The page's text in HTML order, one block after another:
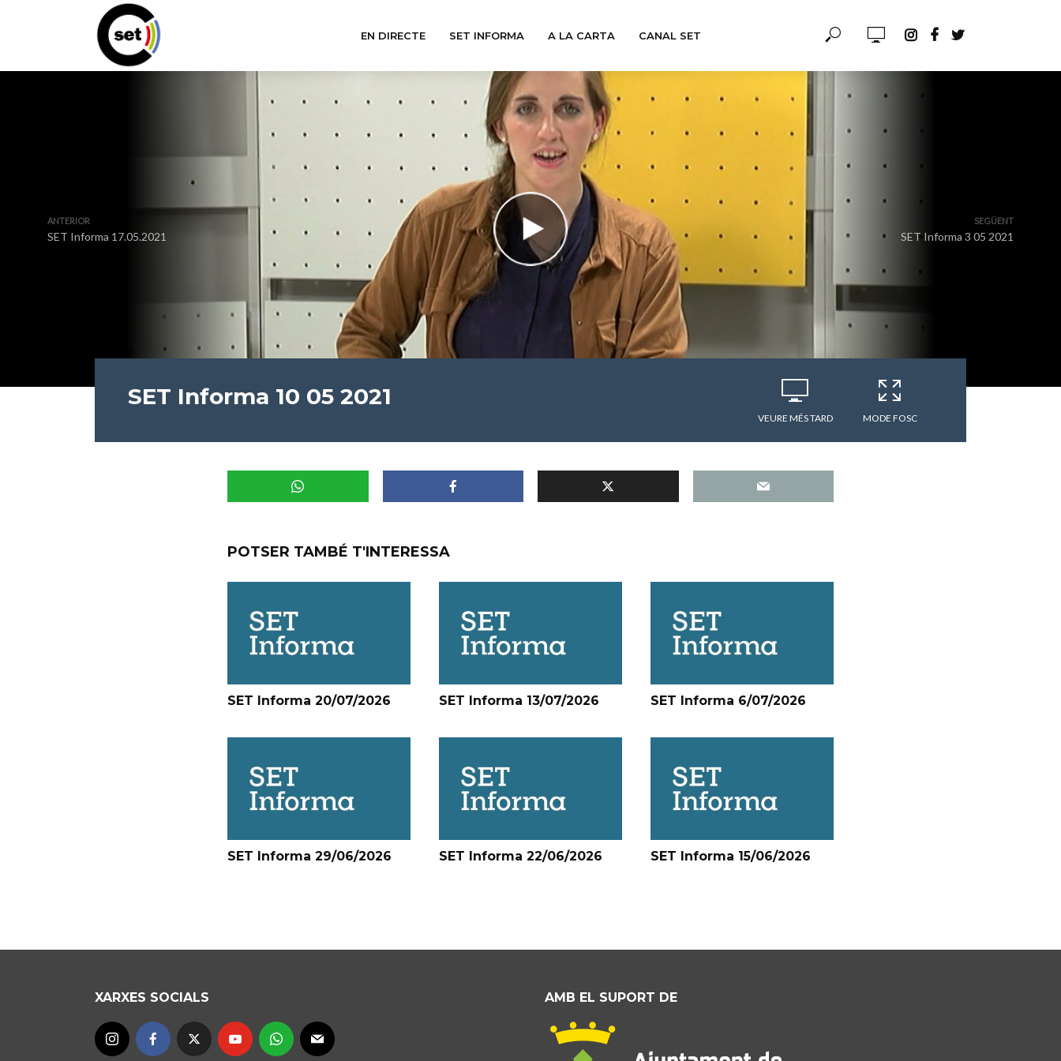
EN DIRECTE SET INFORMA A LA CARTA CANAL SET
ANTERIOR
SET Informa 17.05.2021
SEGÜENT
SET Informa 3 05 2021
SET Informa 10 05 2021
VEURE MÉS TARD MODE FOSC
POTSER TAMBÉ T'INTERESSA
SET Informa 20/07/2026 SET Informa 13/07/2026 SET Informa 6/07/2026
SET Informa 29/06/2026 SET Informa 22/06/2026 SET Informa 15/06/2026
XARXES SOCIALS AMB EL SUPORT DE